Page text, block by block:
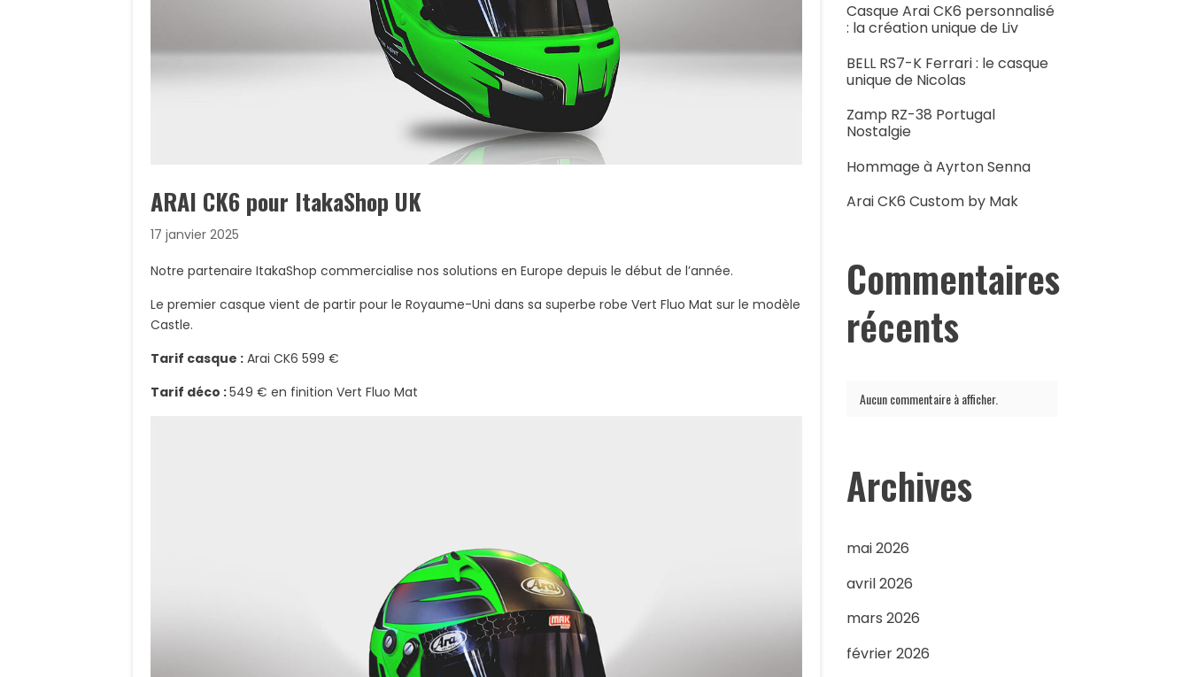
ARAI CK6 pour ItakaShop UK
17 janvier 2025
Notre partenaire ItakaShop commercialise nos solutions en Europe depuis le début de l’année.
Le premier casque vient de partir pour le Royaume-Uni dans sa superbe robe Vert Fluo Mat sur le modèle
Castle.
Tarif casque : Arai CK6 599 €
Tarif déco :549 € en finition Vert Fluo Mat
Casque Arai CK6 personnalisé
: la création unique de Liv
BELL RS7-K Ferrari : le casque
unique de Nicolas
Zamp RZ-38 Portugal
Nostalgie
Hommage à Ayrton Senna
Arai CK6 Custom by Mak
Commentaires
récents
Aucun commentaire à afficher.
Archives
mai 2026
avril 2026
mars 2026
février 2026